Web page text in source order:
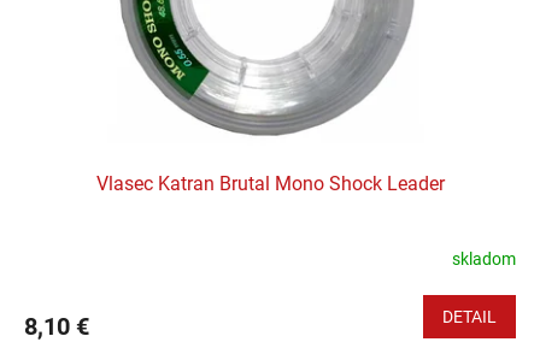
Vlasec Katran Brutal Mono Shock Leader
skladom
8,10 € DETAIL